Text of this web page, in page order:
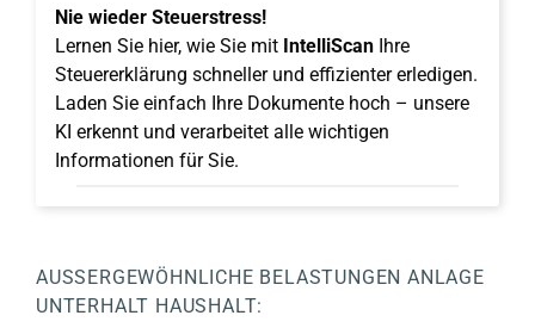
Nie wieder Steuerstress!
Lernen Sie hier, wie Sie mit IntelliScan Ihre
Steuererklärung schneller und effizienter erledigen.
Laden Sie einfach Ihre Dokumente hoch – unsere
KI erkennt und verarbeitet alle wichtigen
Informationen für Sie.
AUSSERGEWÖHNLICHE BELASTUNGEN
ANLAGE
UNTERHALT HAUSHALT: